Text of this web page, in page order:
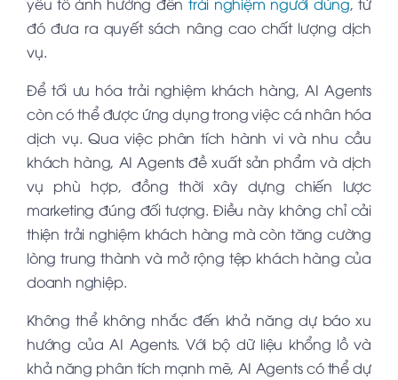
đó đưa ra quyết sách nâng cao chất lượng dịch
vụ.
Để tối ưu hóa trải nghiệm khách hàng, AI Agents
còn có thể được ứng dụng trong việc cá nhân hóa
dịch vụ. Qua việc phân tích hành vi và nhu cầu
khách hàng, AI Agents đề xuất sản phẩm và dịch
vụ phù hợp, đồng thời xây dựng chiến lược
marketing đúng đối tượng. Điều này không chỉ cải
thiện trải nghiệm khách hàng mà còn tăng cường
lòng trung thành và mở rộng tệp khách hàng của
doanh nghiệp.
Không thể không nhắc đến khả năng dự báo xu
hướng của AI Agents. Với bộ dữ liệu khổng lồ và
khả năng phân tích mạnh mẽ, AI Agents có thể dự